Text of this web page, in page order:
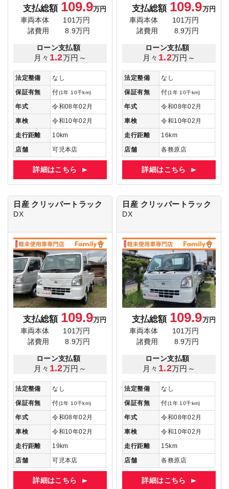
支払総額 109.9万円
車両本体
101万円
諸費用
8.9万円
ローン支払額
月々 1.2万円～
法定整備
なし
保証有無
付(1年 10千km)
年式
令和08年02月
車検
令和10年02月
走行距離
10km
店舗
可児本店
詳細はこちら
支払総額 109.9万円
車両本体
101万円
諸費用
8.9万円
ローン支払額
月々 1.2万円～
法定整備
なし
保証有無
付(1年 10千km)
年式
令和08年02月
車検
令和10年02月
走行距離
16km
店舗
各務原店
詳細はこちら
日産 クリッパートラック
DX
支払総額 109.9万円
車両本体
101万円
諸費用
8.9万円
ローン支払額
月々 1.2万円～
法定整備
なし
保証有無
付(1年 10千km)
年式
令和08年02月
車検
令和10年02月
走行距離
19km
店舗
可児本店
詳細はこちら
日産 クリッパートラック
DX
支払総額 109.9万円
車両本体
101万円
諸費用
8.9万円
ローン支払額
月々 1.2万円～
法定整備
なし
保証有無
付(1年 10千km)
年式
令和08年02月
車検
令和10年02月
走行距離
15km
店舗
各務原店
詳細はこちら